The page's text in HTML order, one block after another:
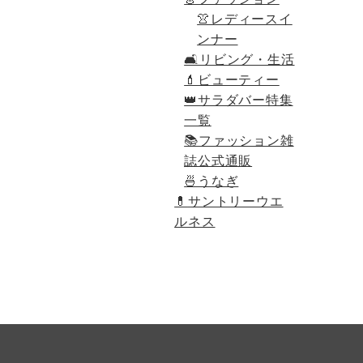
👚レディースイ
ンナー
🛋リビング・生活
💄ビューティー
👑サラダバー特集
一覧
📚ファッション雑
誌公式通販
🍜うなぎ
💊 サントリーウエ
ルネス